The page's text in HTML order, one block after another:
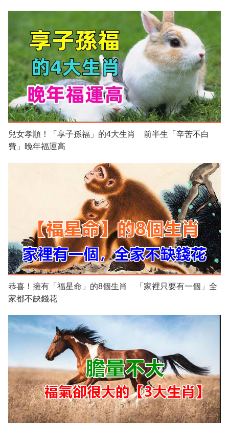
兒女孝順！「享子孫福」的4大生肖 前半生「辛苦不白
費」晚年福運高
恭喜！擁有「福星命」的8個生肖 「家裡只要有一個」全
家都不缺錢花